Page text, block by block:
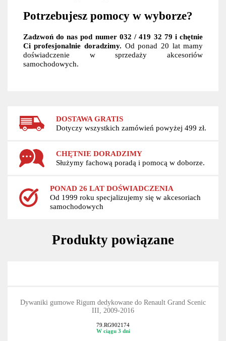
Potrzebujesz pomocy w wyborze?
Zadzwoń do nas pod numer 032 / 419 32 79 i chętnie
Ci profesjonalnie doradzimy. Od ponad 20 lat mamy
doświadczenie w sprzedaży akcesoriów
samochodowych.
DOSTAWA GRATIS
Dotyczy wszystkich zamówień powyżej 499 zł.
CHĘTNIE DORADZIMY
Służymy fachową poradą i pomocą w doborze.
PONAD 26 LAT DOŚWIADCZENIA
Od 1999 roku specjalizujemy się w akcesoriach
samochodowych
Produkty powiązane
Dywaniki gumowe Rigum dedykowane do Renault Grand Scenic
III, 2009-2016
79.RG902174
W ciągu 3 dni